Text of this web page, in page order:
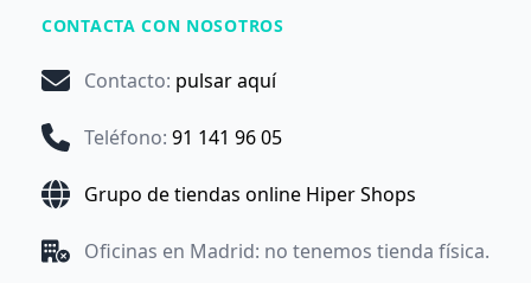
CONTACTA CON NOSOTROS
Contacto: pulsar aquí
Teléfono: 91 141 96 05
Grupo de tiendas online Hiper Shops
Oficinas en Madrid: no tenemos tienda física.